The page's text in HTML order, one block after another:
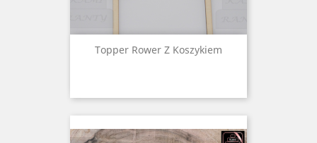
Topper Rower Z Koszykiem